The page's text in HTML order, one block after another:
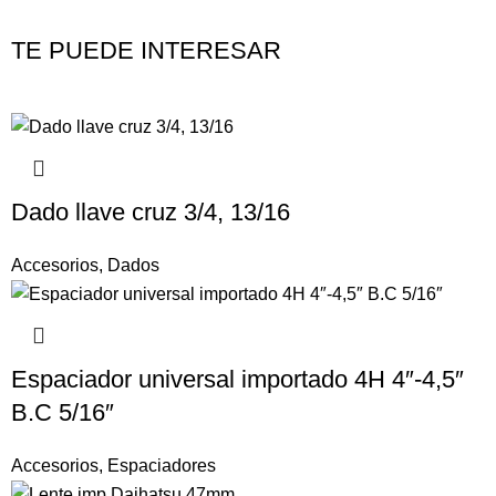
TE PUEDE INTERESAR
Dado llave cruz 3/4, 13/16
Accesorios, Dados
Espaciador universal importado 4H 4″-4,5″
B.C 5/16″
Accesorios, Espaciadores